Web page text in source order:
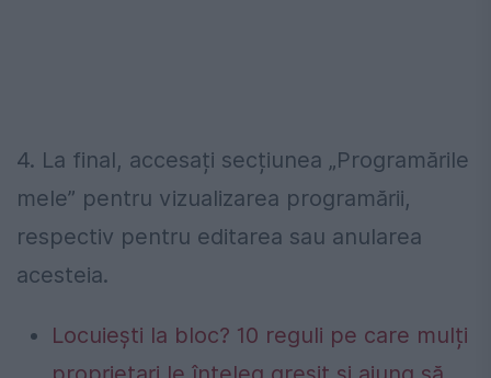
4. La final, accesați secțiunea „Programările
mele” pentru vizualizarea programării,
respectiv pentru editarea sau anularea
acesteia.
Locuiești la bloc? 10 reguli pe care mulți